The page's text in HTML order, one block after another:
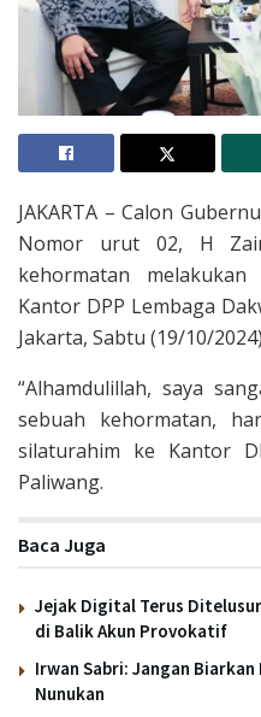
JAKARTA – Calon
Nomor urut 02, H
kehormatan
Kantor DPP Lembaga
Jakarta, Sabtu (19/10/
“Alhamdulillah, saya
sebuah kehormatan,
silaturahim ke Kantor
Paliwang.
Baca Juga
Jejak Digital Terus
di Balik Akun Provokatif
Irwan Sabri: Jangan
Nunukan